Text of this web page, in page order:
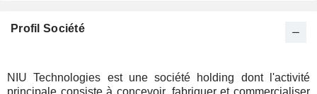
Profil Société
NIU Technologies est une société holding dont l'activité
principale consiste à concevoir, fabriquer et commercialiser